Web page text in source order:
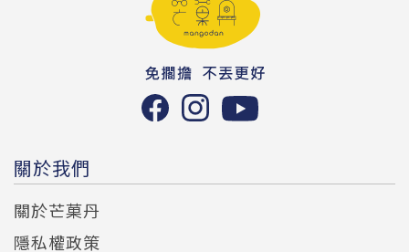
關於我們
關於芒菓丹
隱私權政策